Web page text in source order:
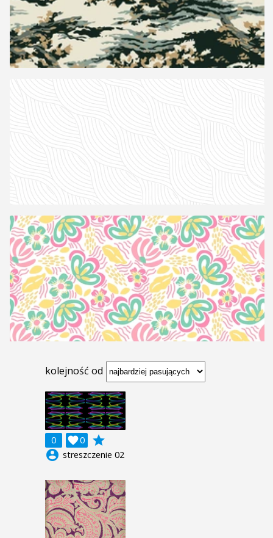
kolejność od
0 0

grade
account_circle streszczenie 02